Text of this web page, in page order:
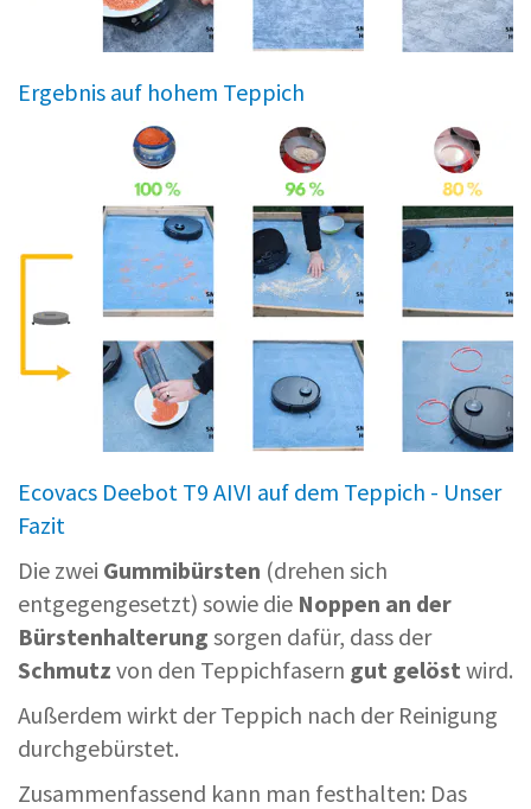
Ergebnis auf hohem Teppich
Ecovacs Deebot T9 AIVI auf dem Teppich - Unser
Fazit
Die zwei Gummibürsten (drehen sich
entgegengesetzt) sowie die Noppen an der
Bürstenhalterung sorgen dafür, dass der
Schmutz von den Teppichfasern gut gelöst wird.
Außerdem wirkt der Teppich nach der Reinigung
durchgebürstet.
Zusammenfassend kann man festhalten: Das